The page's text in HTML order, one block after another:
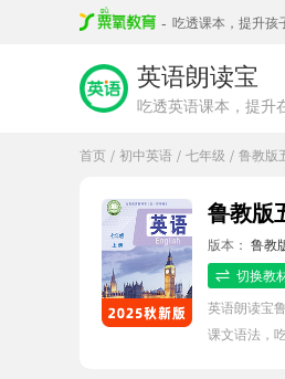
- 吃透课本，提升孩
英语朗读宝
吃透英语课本，提升
首页 / 初中英语 / 七年级 / 鲁教版
鲁教版
版本： 鲁教
切换教
英语朗读宝
课文语法，